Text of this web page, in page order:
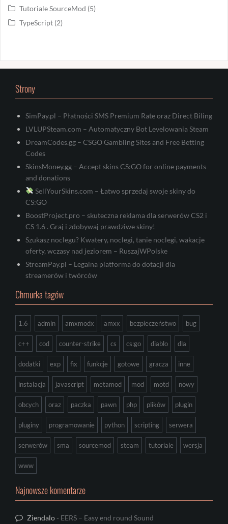
Tutoriale SourceMod (5)
TypeScript (2)
Strony
SimPay.pl – Płatności SMS Premium Rate oraz Direct Biling
LVLUPSteam.com – Automatyczny Bot Levelowania Steam
DreamCodes.gg – CSGO Gambling Sites and Free Betting
Codes
SkinsMoney.gg – Accept skins CS:GO for online payments
and donations
SellYourSkins.com – Łatwo sprzedaj swoje skiny do
CS:GO
BoostProject.pro – skuteczna reklama dla serwerów CS2 i
CS 1.6 . Graj i zdobywaj prawdziwe skiny!
Szukasz noclegu? Kwatery, noclegi, tanie noclegi, wakacje
oferty, wczasy nad jeziorem – RuszajWPolske
StreamPay.pl – Legalna platforma do dotacji dla
streamerów i twórców
Chmurka tagów
1.6 admin amxmodx amxx bezpieczeństwo bug
c++ cod counter-strike cs cs:go diablo dla
dodatki exp fix funkcje gotowe gracza inne
instalacja javascript metamod mod motd nowy
obcych oraz paczka pawn php plików plugin
pluginy programowanie python scripting serwera
serwerów sma sourcemod steam tutoriale wersja
www
Najnowsze komentarze
Ziendalo- EERS – Easy end round Sound